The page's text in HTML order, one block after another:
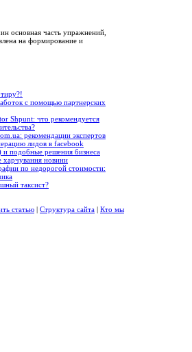
основная часть упражнений,
на формирование и
с помощью партнерских
Shpunt: что рекомендуется
рекомендации экспертов
лидов в facebook
подобные решения бизнеса
новини
по недорогой стоимости:
таксист?
статью | Структура сайта | Кто мы